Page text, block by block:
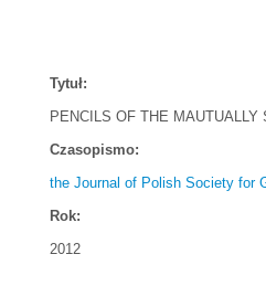
Tytuł:
PENCILS OF THE
Czasopismo:
the Journal of Polish Society for
Rok:
2012